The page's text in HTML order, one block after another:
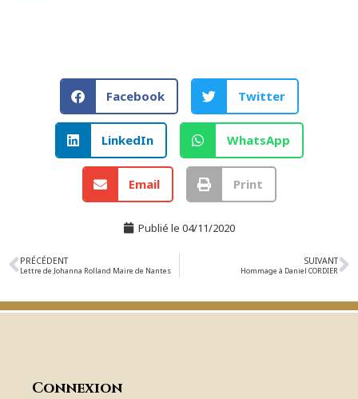
Facebook Twitter
LinkedIn WhatsApp
Email Print
Publié le 04/11/2020
PRÉCÉDENT
Lettre de Johanna Rolland Maire de Nantes
SUIVANT
Hommage à Daniel CORDIER
Connexion